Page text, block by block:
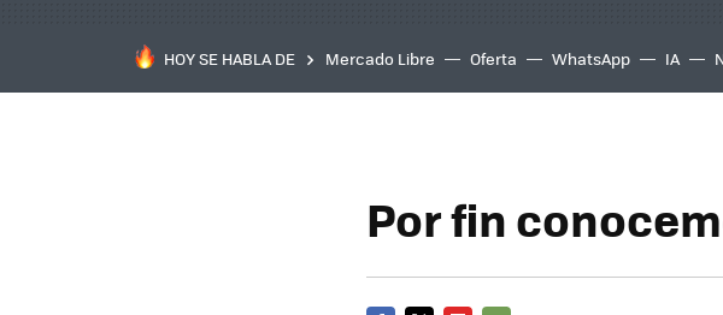
HOY SE HABLA DE Mercado Libre Oferta WhatsApp IA
Por fin